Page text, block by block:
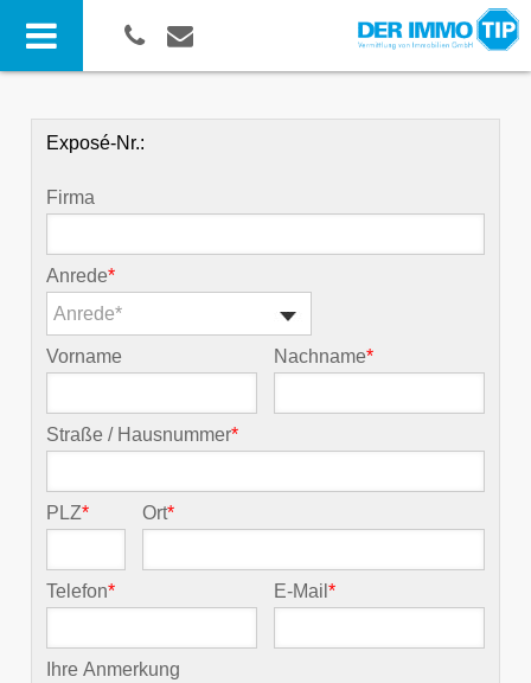
Exposé-Nr.:
Firma
Anrede*
Anrede*
Vorname Nachname*
Straße / Hausnummer*
PLZ* Ort*
Telefon* E-Mail*
Ihre Anmerkung